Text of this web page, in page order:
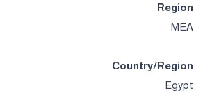
Region
MEA
Country/Region
Egypt